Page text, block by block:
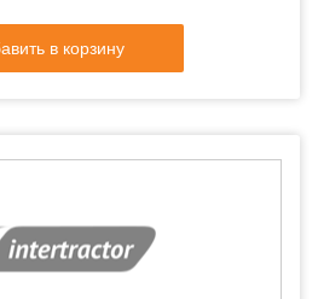
в корзину